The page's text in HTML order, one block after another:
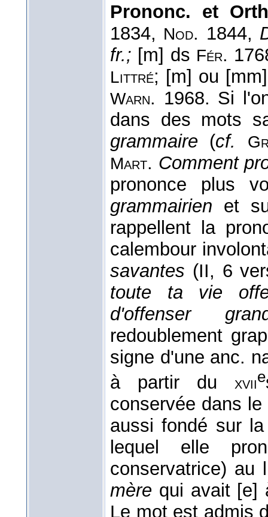
Prononc. et
1834, Nod. 1844,
fr.; [m] ds Fér.
Littré; [m] ou
Warn. 1968. Si
dans des mots
grammaire (cf.
Mart. Comment
prononce plus
grammairien et
rappellent la
calembour
savantes (II, 6
toute ta vie
d'offenser
redoublement
signe d'une anc.
à partir du
xviie
conservée dans
aussi fondé sur
lequel elle
conservatrice)
mère qui avait [e]
Le mot est admis